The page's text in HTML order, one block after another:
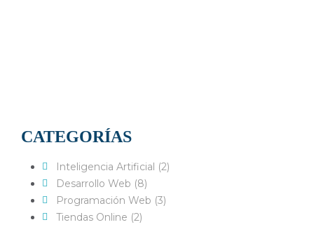
CATEGORÍAS
Inteligencia Artificial (2)
Desarrollo Web (8)
Programación Web (3)
Tiendas Online (2)